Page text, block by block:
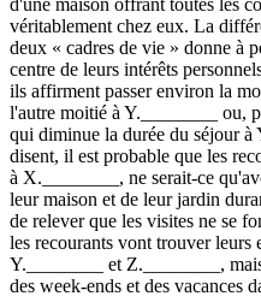
véritablement chez eux. La
deux « cadres de vie » donne à
centre de leurs intérêts
ils affirment passer environ la
l'autre moitié à Y.________ ou,
qui diminue la durée du séjour
disent, il est probable que les
à X.________, ne serait-ce
leur maison et de leur jardin
de relever que les visites ne se
les recourants vont trouver leurs
Y.________ et Z.________,
des week-ends et des vacances